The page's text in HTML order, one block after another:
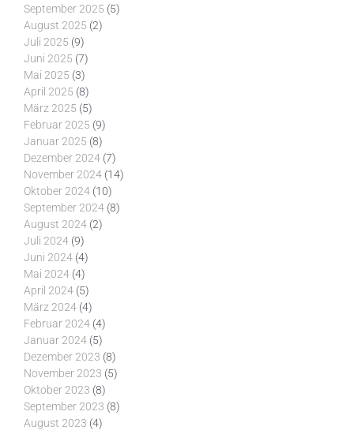
September 2025 (5)
August 2025 (2)
Juli 2025 (9)
Juni 2025 (7)
Mai 2025 (3)
April 2025 (8)
März 2025 (5)
Februar 2025 (9)
Januar 2025 (8)
Dezember 2024 (7)
November 2024 (14)
Oktober 2024 (10)
September 2024 (8)
August 2024 (2)
Juli 2024 (9)
Juni 2024 (4)
Mai 2024 (4)
April 2024 (5)
März 2024 (4)
Februar 2024 (4)
Januar 2024 (5)
Dezember 2023 (8)
November 2023 (5)
Oktober 2023 (8)
September 2023 (8)
August 2023 (4)